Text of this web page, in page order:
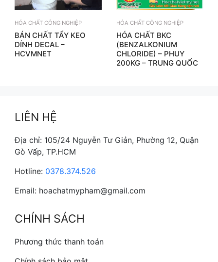
HÓA CHẤT CÔNG NGHIỆP
BÁN CHẤT TẨY KEO
DÍNH DECAL –
HCVMNET
HÓA CHẤT CÔNG NGHIỆP
HÓA CHẤT BKC
(BENZALKONIUM
CHLORIDE) – PHUY
200KG – TRUNG QUỐC
LIÊN HỆ
Địa chỉ: 105/24 Nguyễn Tư Giản, Phường 12, Quận
Gò Vấp, TP.HCM
Hotline: 0378.374.526
Email: hoachatmypham@gmail.com
CHÍNH SÁCH
Phương thức thanh toán